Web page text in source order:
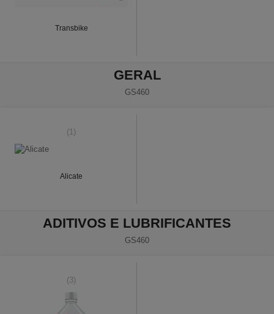
Transbike
GERAL
GS460
(1)
Alicate
ADITIVOS E LUBRIFICANTES
GS460
(3)